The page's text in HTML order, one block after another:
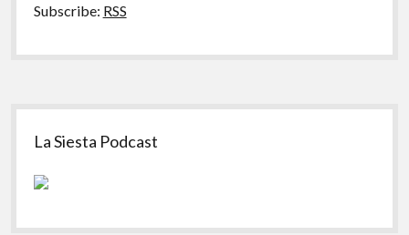
Subscribe: RSS
Sidebar
La Siesta Podcast